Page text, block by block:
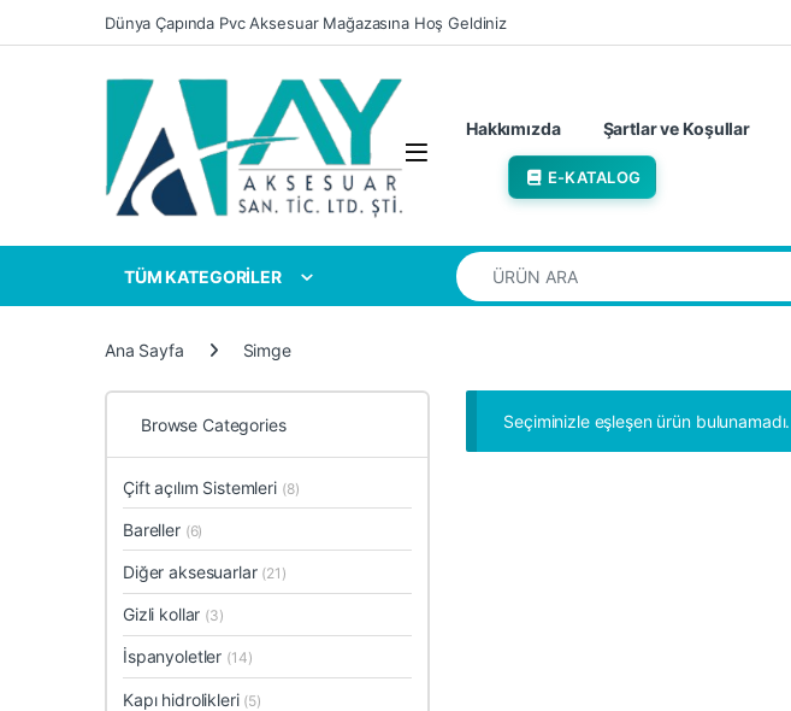
Skip to navigation
Skip to contentDünya Çapında Pvc Aksesuar Mağazasına Hoş Geldiniz
Hakkımızda Şartlar ve Koşullar
E-KATALOG
TÜM KATEGORİLER
Search for:
Ana Sayfa Simge
Seçiminizle eşleşen ürün bulunamadı.
Browse Categories
Çift açılım Sistemleri (8)
Bareller (6)
Diğer aksesuarlar (21)
Gizli kollar (3)
İspanyoletler (14)
Kapı hidrolikleri (5)